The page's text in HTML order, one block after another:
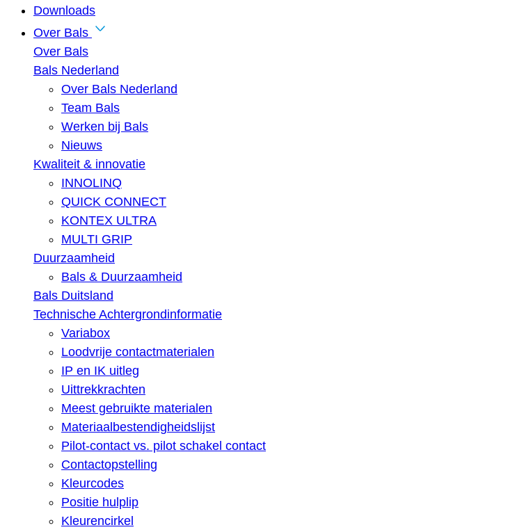
Downloads
Over Bals
Over Bals
Bals Nederland
Over Bals Nederland
Team Bals
Werken bij Bals
Nieuws
Kwaliteit & innovatie
INNOLINQ
QUICK CONNECT
KONTEX ULTRA
MULTI GRIP
Duurzaamheid
Bals & Duurzaamheid
Bals Duitsland
Technische Achtergrondinformatie
Variabox
Loodvrije contactmaterialen
IP en IK uitleg
Uittrekkrachten
Meest gebruikte materialen
Materiaalbestendigheidslijst
Pilot-contact vs. pilot schakel contact
Contactopstelling
Kleurcodes
Positie hulplip
Kleurencirkel